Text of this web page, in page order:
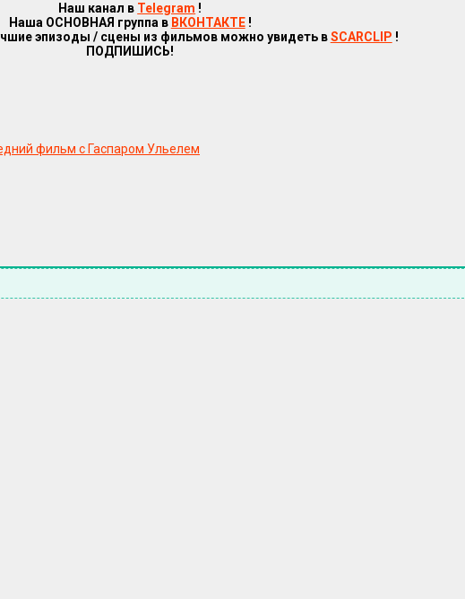
Наш канал в Telegram !
Наша ОСНОВНАЯ группа в ВКОНТАКТЕ!
эпизоды / сцены из фильмов можно увидеть вSCARCLIP !
ПОДПИШИСЬ!
фильм с Гаспаром Ульелем